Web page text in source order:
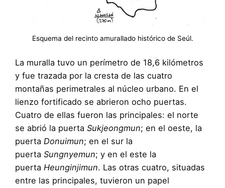
Esquema del recinto amurallado histórico de Seúl.
La muralla tuvo un perímetro de 18,6 kilómetros
y fue trazada por la cresta de las cuatro
montañas perimetrales al núcleo urbano. En el
lienzo fortificado se abrieron ocho puertas.
Cuatro de ellas fueron las principales: el norte
se abrió la puerta Sukjeongmun; en el oeste, la
puerta Donuimun; en el sur la
puerta Sungnyemun; y en el este la
puerta Heunginjimun. Las otras cuatro, situadas
entre las principales, tuvieron un papel